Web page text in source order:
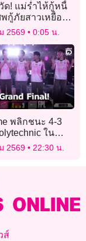
ด! แม่ร่ำไห้กู้หนี้
กู้ภัยสาวเหยื่อ
ลาดพร้าว’
2569 0:05 น.
พลิกชนะ 4-3
ใน
2569 22:30 น.
ส์